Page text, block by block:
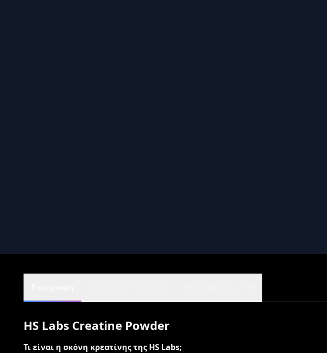
HS Labs Creatine Powder
Τι είναι η σκόνη κρεατίνης της HS Labs;